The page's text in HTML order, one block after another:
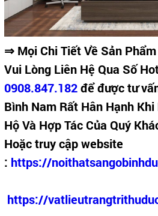
⇒ Mọi Chi Tiết Về Sản
Vui Lòng Liên Hệ Qua Số
0908.847.182để được tư
Bình Nam Rất Hân Hạnh
Hộ Và Hợp Tác Của Quý
Hoặc truy cập website
: https://
https://